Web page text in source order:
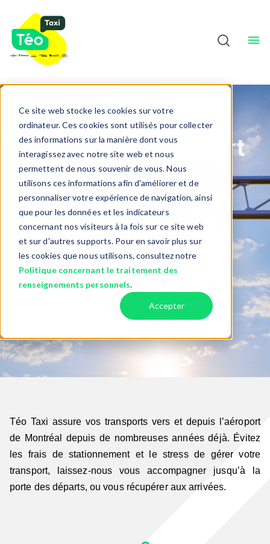
Ce site web stocke les cookies sur votre
ordinateur. Ces cookies sont utilisés pour collecter
des informations sur la manière dont vous
interagissez avec notre site web et nous
permettent de nous souvenir de vous. Nous
utilisons ces informations afin d'améliorer et de
personnaliser votre expérience de navigation, ainsi
que pour les données et les indicateurs
concernant nos visiteurs à la fois sur ce site web
et sur d'autres supports. Pour en savoir plus sur
les cookies que nous utilisons, consultez notre
Politique concernant le traitement des
renseignements personnels.
Accepter
À Propos
Français
Un taxi pour l'aéroport
de Montréal ?
Vous arrivez ou vous
quittez Montréal ?
On vous transporte !
> Aéroport International Montréal-Trudeau YUL
Téo Taxi assure vos transports vers et depuis l’aéroport
de Montréal depuis de nombreuses années déjà. Évitez
les frais de stationnement et le stress de gérer votre
transport, laissez-nous vous accompagner jusqu’à la
porte des départs, ou vous récupérer aux arrivées.